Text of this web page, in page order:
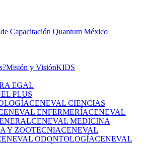
Capacitación Quantum México
Misión y VisiónKIDS
EGAL
PLUS
CENEVAL CIENCIAS
ENFERMERÍACENEVAL
CENEVAL MEDICINA
Y ZOOTECNIACENEVAL
ODONTOLOGÍACENEVAL